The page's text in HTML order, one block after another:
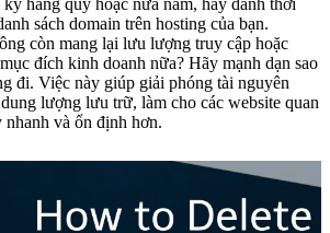
hàng quý hoặc nửa năm, hãy dành thời
sách domain trên hosting của bạn.
còn mang lại lưu lượng truy cập hoặc
đích kinh doanh nữa? Hãy mạnh dạn sao
đi. Việc này giúp giải phóng tài nguyên
lượng lưu trữ, làm cho các website quan
nhanh và ổn định hơn.